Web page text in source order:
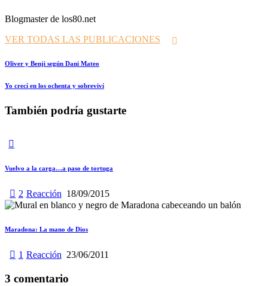
Blogmaster de los80.net
VER TODAS LAS PUBLICACIONES
Navegación
de
Prev
Oliver y Benji según Dani Mateo
Siguiente
Yo crecí en los ochenta y sobreviví
También podría gustarte
Vuelvo a la carga…a paso de tortuga
2 Reacción 18/09/2015
Maradona: La mano de Dios
1 Reacción 23/06/2011
3 comentario